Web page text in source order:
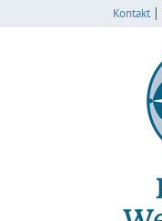
Kontakt